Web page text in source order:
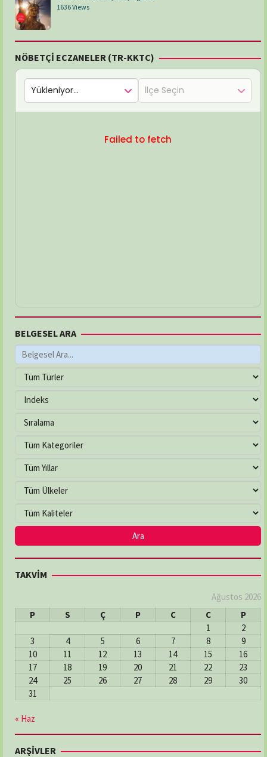
1636 Views
NÖBETÇİ ECZANELER (TR-KKTC)
Failed to fetch
BELGESEL ARA
TAKVİM
Ağustos 2026
P
S Ç P C C
P
1
2
3
4 5 6 7 8
9
10
11 12 13 14 15
16
17
18 19 20 21 22
23
24
25 26 27 28 29
30
31
« Haz
ARŞİVLER